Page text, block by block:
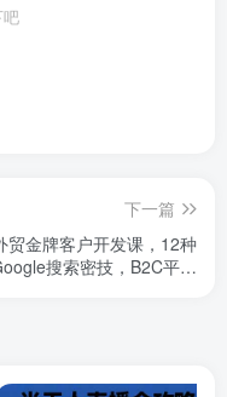
吧
下一篇
贸金牌客户开发课，12种
搜索密技，B2C平台